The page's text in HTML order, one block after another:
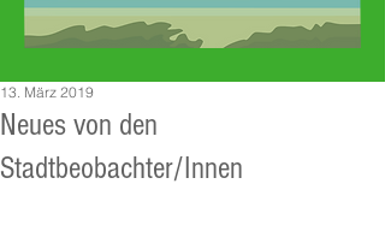
Neues von den
Stadtbeobachter/Innen
13. März 2019